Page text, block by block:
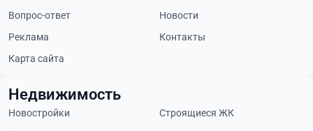
Вопрос-ответ
Новости
Реклама
Контакты
Карта сайта
Недвижимость
Новостройки
Строящиеся ЖК